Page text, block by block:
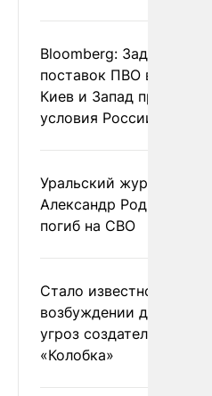
Bloomberg: Задержка
поставок ПВО вынудит
Киев и Запад принять
условия России
Уральский журналист
Александр Родионов
погиб на СВО
Стало известно о
возбуждении дела из-
угроз создателям
«Колобка»